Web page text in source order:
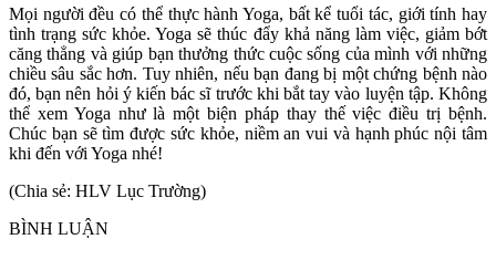
Mọi người đều có thể thực hành Yoga, bất kể tuổi tác, giới tính hay
tình trạng sức khỏe. Yoga sẽ thúc đẩy khả năng làm việc, giảm bớt
căng thẳng và giúp bạn thưởng thức cuộc sống của mình với những
chiều sâu sắc hơn. Tuy nhiên, nếu bạn đang bị một chứng bệnh nào
đó, bạn nên hỏi ý kiến bác sĩ trước khi bắt tay vào luyện tập. Không
thể xem Yoga như là một biện pháp thay thế việc điều trị bệnh.
Chúc bạn sẽ tìm được sức khỏe, niềm an vui và hạnh phúc nội tâm
khi đến với Yoga nhé!
(Chia sẻ: HLV Lục Trường)
BÌNH LUẬN